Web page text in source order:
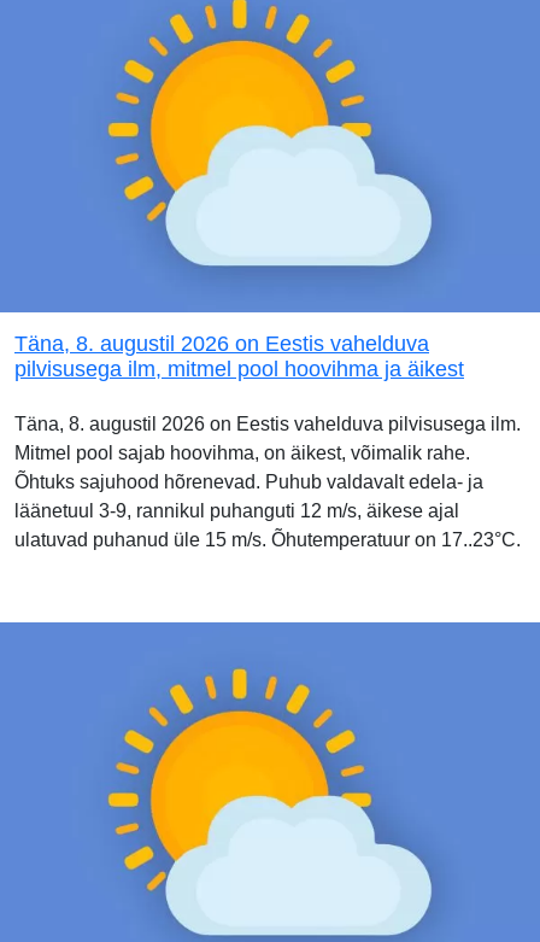
Täna, 8. augustil 2026 on Eestis vahelduva
pilvisusega ilm, mitmel pool hoovihma ja äikest
Täna, 8. augustil 2026 on Eestis vahelduva pilvisusega ilm.
Mitmel pool sajab hoovihma, on äikest, võimalik rahe.
Õhtuks sajuhood hõrenevad. Puhub valdavalt edela- ja
läänetuul 3-9, rannikul puhanguti 12 m/s, äikese ajal
ulatuvad puhanud üle 15 m/s. Õhutemperatuur on 17..23°C.